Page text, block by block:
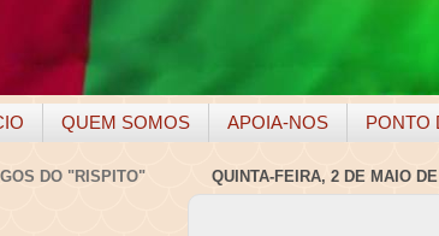
QUEM SOMOS APOIA-NOS PONTO
QUINTA-FEIRA, 2 DE MAIO
DO "RISPITO"